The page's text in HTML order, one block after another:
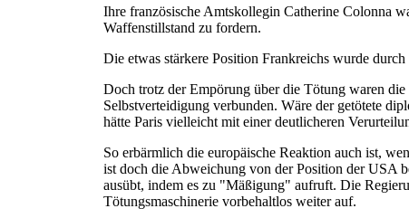
Ihre französische Amtskollegin Catherine Colonna
Waffenstillstand zu fordern.
Die etwas stärkere Position Frankreichs wurde
Doch trotz der Empörung über die Tötung waren
Selbstverteidigung verbunden. Wäre der getötete
hätte Paris vielleicht mit einer deutlicheren
So erbärmlich die europäische Reaktion auch ist,
ist doch die Abweichung von der Position der USA
ausübt, indem es zu "Mäßigung" aufruft. Die
Tötungsmaschinerie vorbehaltlos weiter auf.